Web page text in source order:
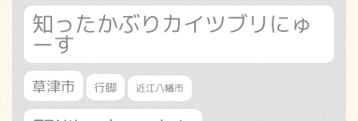
知ったかぶりカイツブリにゅ
ーす
草津市 行脚 近江八幡市